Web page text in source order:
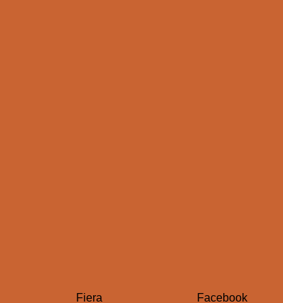
Fiera Facebook